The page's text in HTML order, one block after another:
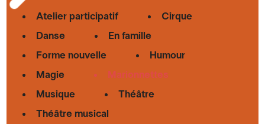
Atelier participatif
Cirque
Danse
En famille
Forme nouvelle
Humour
Magie
Marionnettes
Musique
Théâtre
Théâtre musical